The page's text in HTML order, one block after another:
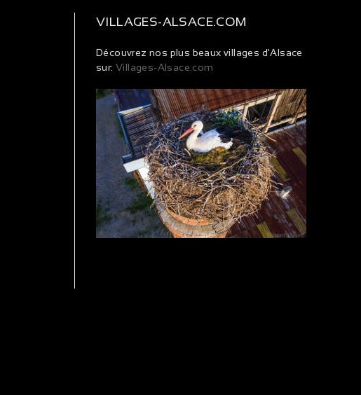
VILLAGES-ALSACE.COM
Découvrez nos plus beaux villages d'Alsace
sur: Villages-Alsace.com